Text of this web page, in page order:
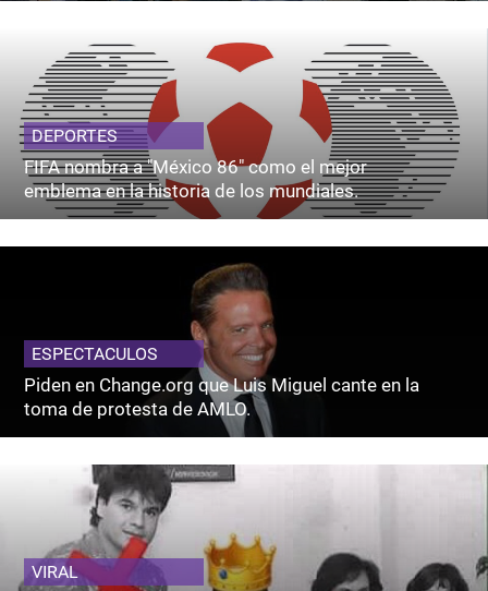
DEPORTES
FIFA nombra a "México 86" como el mejor
emblema en la historia de los mundiales.
ESPECTACULOS
Piden en Change.org que Luis Miguel cante en la
toma de protesta de AMLO.
VIRAL